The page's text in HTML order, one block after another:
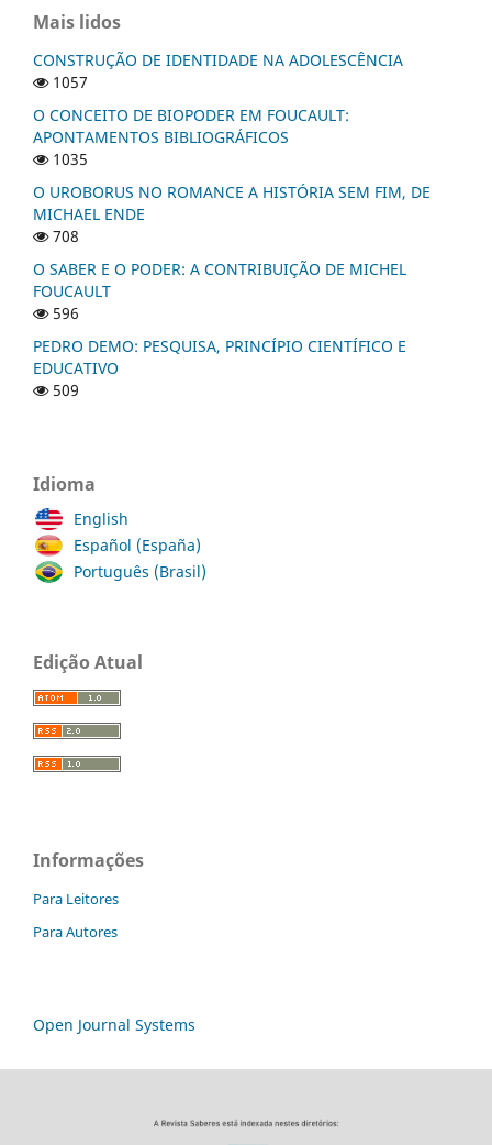
Mais lidos
CONSTRUÇÃO DE IDENTIDADE NA ADOLESCÊNCIA
1057
O CONCEITO DE BIOPODER EM FOUCAULT:
APONTAMENTOS BIBLIOGRÁFICOS
1035
O UROBORUS NO ROMANCE A HISTÓRIA SEM FIM, DE
MICHAEL ENDE
708
O SABER E O PODER: A CONTRIBUIÇÃO DE MICHEL
FOUCAULT
596
PEDRO DEMO: PESQUISA, PRINCÍPIO CIENTÍFICO E
EDUCATIVO
509
Idioma
English
Español (España)
Português (Brasil)
Edição Atual
Informações
Para Leitores
Para Autores
Open Journal Systems